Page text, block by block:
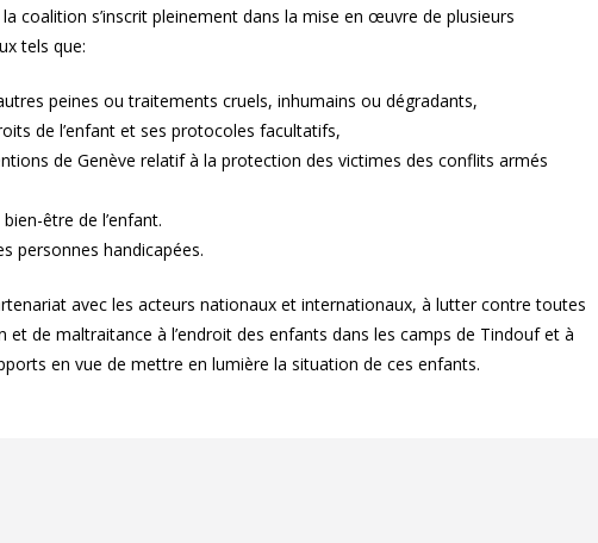
coalition s’inscrit pleinement dans la mise en œuvre de plusieurs
tels que:
peines ou traitements cruels, inhumains ou dégradants,
de l’enfant et ses protocoles facultatifs,
de Genève relatif à la protection des victimes des conflits armés
être de l’enfant.
personnes handicapées.
avec les acteurs nationaux et internationaux, à lutter contre toutes
et de maltraitance à l’endroit des enfants dans les camps de Tindouf et à
en vue de mettre en lumière la situation de ces enfants.